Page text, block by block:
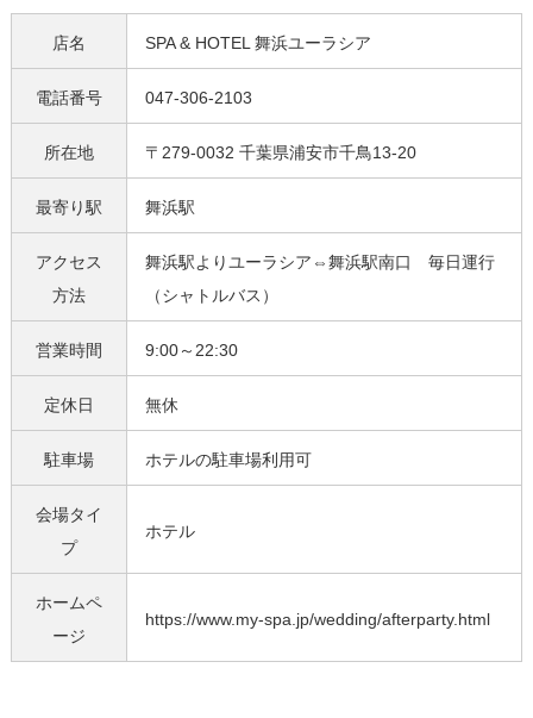
店名 SPA & HOTEL 舞浜ユーラシア
電話番号 047-306-2103
所在地 〒279-0032 千葉県浦安市千鳥13-20
最寄り駅 舞浜駅
アクセス
方法
舞浜駅よりユーラシア⇔舞浜駅南口 毎日運行
（シャトルバス）
営業時間 9:00～22:30
定休日 無休
駐車場 ホテルの駐車場利用可
会場タイ
プ
ホテル
ホームペ
ージ
https://www.my-spa.jp/wedding/afterparty.html